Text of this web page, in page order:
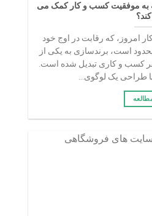
به موفقیت کسب‌ و کار کمک می‌
کند؟
امروز، که رقابت در اوج خود
است، برندسازی به یکی از
کسب‌ و کاری تبدیل شده است.
طراحی یک لوگوی...